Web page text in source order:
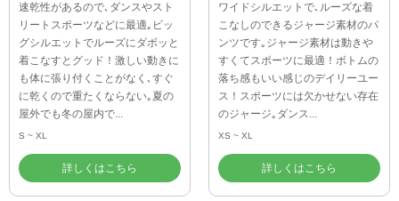
速乾性があるので､ダンスやスト
リートスポーツなどに最適｡ビッ
グシルエットでルーズにダボッと
着こなすとグッド！激しい動きに
も体に張り付くことがなく､すぐ
に乾くので重たくならない｡夏の
屋外でも冬の屋内で...
S ~ XL
詳しくはこちら
ワイドシルエットで､ルーズな着
こなしのできるジャージ素材のパ
ンツです｡ジャージ素材は動きや
すくてスポーツに最適！ボトムの
落ち感もいい感じのデイリーユー
ス！スポーツには欠かせない存在
のジャージ｡ダンス...
XS ~ XL
詳しくはこちら